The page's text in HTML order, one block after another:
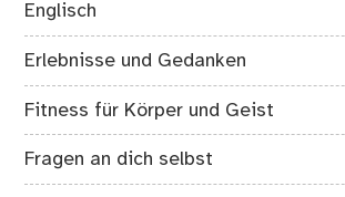
Englisch
Erlebnisse und Gedanken
Fitness für Körper und Geist
Fragen an dich selbst